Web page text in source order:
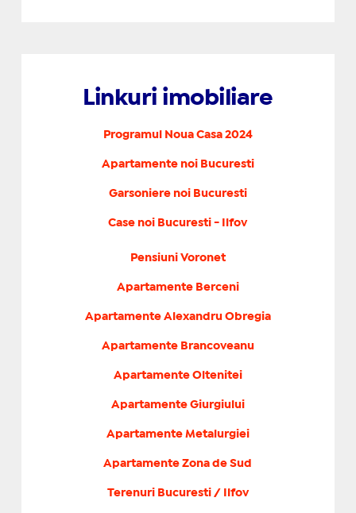
Linkuri imobiliare
Programul Noua Casa 2024
Apartamente noi Bucuresti
Garsoniere noi Bucuresti
Case noi Bucuresti - Ilfov
Pensiuni Voronet
Apartamente Berceni
Apartamente Alexandru Obregia
Apartamente Brancoveanu
Apartamente Oltenitei
Apartamente Giurgiului
Apartamente Metalurgiei
Apartamente Zona de Sud
Terenuri Bucuresti / Ilfov